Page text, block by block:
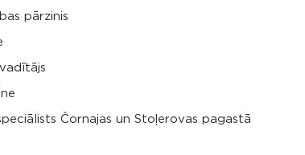
pārzinis
Čornajas un Stoļerovas pagastā